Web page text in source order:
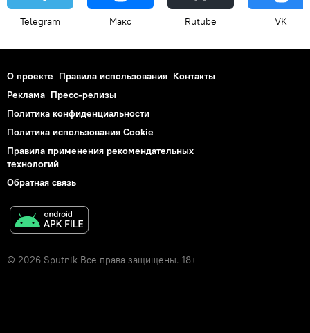
Telegram Макс Rutube VK
О проекте Правила использования Контакты
Реклама Пресс-релизы
Политика конфиденциальности
Политика использования Cookie
Правила применения рекомендательных
технологий
Обратная связь
© 2026 Sputnik Все права защищены. 18+